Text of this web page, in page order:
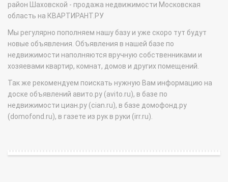
район Шаховской - продажа недвижимости Московская
область на КВАРТИРАНТ.РУ
Мы регулярно пополняем нашу базу и уже скоро тут будут
новые объявления. Объявления в нашей базе по
недвижимости наполняются вручную собственниками и
хозяевами квартир, комнат, домов и других помещений.
Так же рекомендуем поискать нужную Вам информацию на
доске объявлений авито.ру (avito.ru), в базе по
недвижимости циан.ру (cian.ru), в базе домофонд.ру
(domofond.ru), в газете из рук в руки (irr.ru).